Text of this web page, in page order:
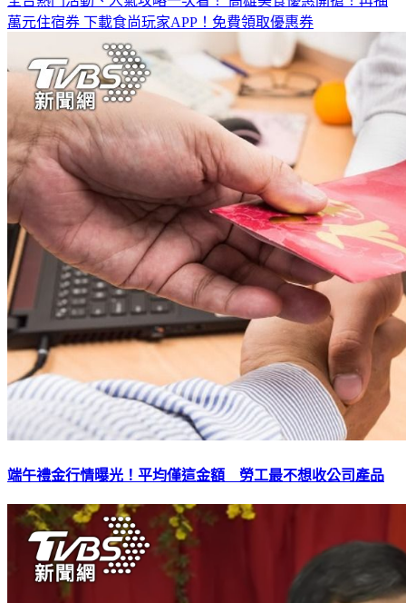
萬元住宿券 下載食尚玩家APP！免費領取優惠券
端午禮金行情曝光！平均僅這金額 勞工最不想收公司產品